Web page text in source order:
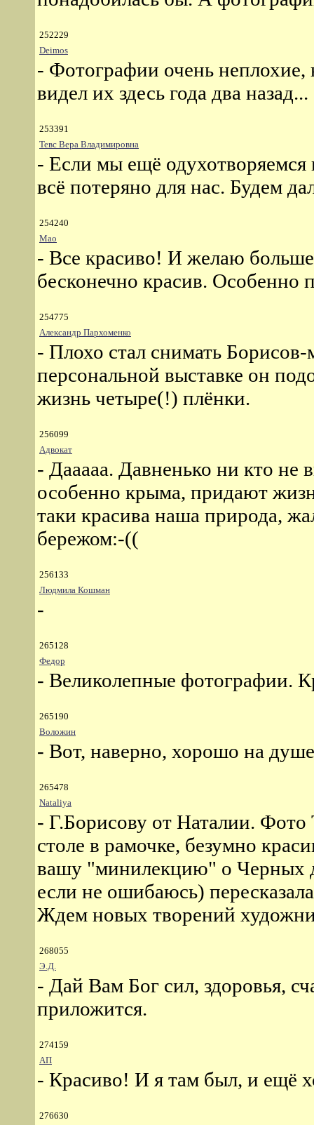
252229
Deimos
- Фотографии очень
видел их здесь года два назад...
253391
Тевс Вера Владимировна
- Если мы ещё одухотворяемся
всё потеряно для нас. Будем
254240
Мао
- Все красиво! И желаю
бесконечно красив. Особенно
254775
Александр Пархоменко
- Плохо стал снимать
персональной выставке он
жизнь четыре(!) плёнки.
256099
Адвокат
- Дааааа. Давненько ни кто не
особенно крыма, придают
таки красива наша природа,
бережом:-((
256133
Людмила Кошман
-
265128
Федор
- Великолепные фотографии.
265190
Воложин
- Вот, наверно, хорошо на
265478
Nataliya
- Г.Борисову от Наталии.
столе в рамочке, безумно
вашу "минилекцию" о Черных
если не ошибаюсь)
Ждем новых творений
268055
Э.Д.
- Дай Вам Бог сил, здоровья,
приложится.
274159
АП
- Красиво! И я там был, и ещё
276630